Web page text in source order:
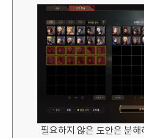
필요하지 않은 도안은 분해